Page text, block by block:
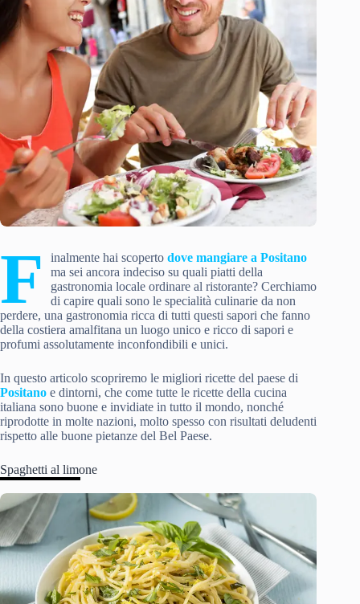
F inalmente hai scoperto dove mangiare a Positano
ma sei ancora indeciso su quali piatti della
gastronomia locale ordinare al ristorante? Cerchiamo
di capire quali sono le specialità culinarie da non
perdere, una gastronomia ricca di tutti questi sapori che fanno
della costiera amalfitana un luogo unico e ricco di sapori e
profumi assolutamente inconfondibili e unici.
In questo articolo scopriremo le migliori ricette del paese di
Positano e dintorni, che come tutte le ricette della cucina
italiana sono buone e invidiate in tutto il mondo, nonché
riprodotte in molte nazioni, molto spesso con risultati deludenti
rispetto alle buone pietanze del Bel Paese.
Spaghetti al limone